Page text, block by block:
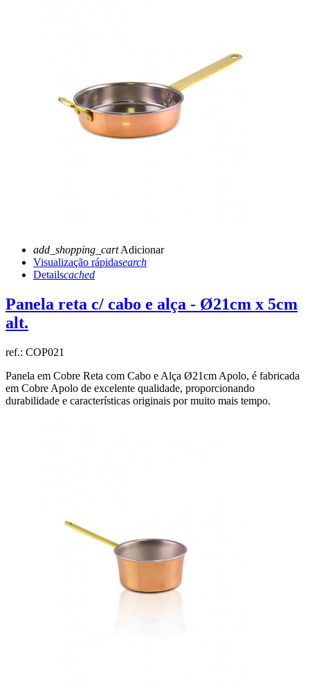
add_shopping_cartAdicionar
Visualização rápidasearch
Detailscached
Panela reta c/ cabo e alça - Ø21cm x 5cm
alt.
ref.: COP021
Panela em Cobre Reta com Cabo e Alça Ø21cm Apolo, é fabricada
em Cobre Apolo de excelente qualidade, proporcionando
durabilidade e características originais por muito mais tempo.